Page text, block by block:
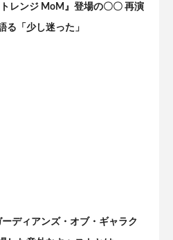
レンジ MoM』登場の〇〇 再演
る「少し迷った」
ディアンズ・オブ・ギャラク